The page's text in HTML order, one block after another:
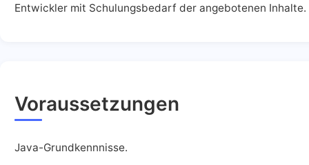
Entwickler mit Schulungsbedarf der angebotenen Inhalte.
Voraussetzungen
Java-Grundkennnisse.